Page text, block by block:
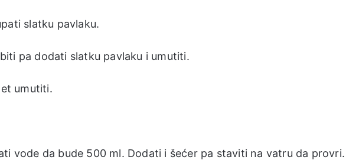
slatku pavlaku.
pa dodati slatku pavlaku i umutiti.
umutiti.
vode da bude 500 ml. Dodati i šećer pa staviti na vatru da provri.